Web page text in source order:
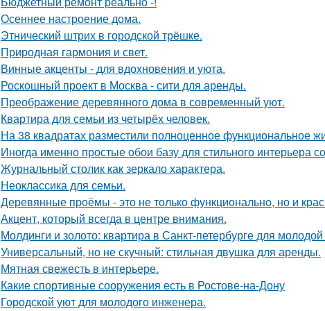
Осеннее настроение дома.
Этнический штрих в городской трёшке.
Природная гармония и свет.
Винные акценты - для вдохновения и уюта.
Роскошный проект в Москва - сити для аренды.
Преображение деревянного дома в современный уют.
Квартира для семьи из четырёх человек.
На 38 квадратах разместили полноценное функциональное
Иногда именно простые обои базу для стильного интерьера
Журнальный столик как зеркало характера.
Неоклассика для семьи.
Деревянные проёмы - это не только функционально, но и
Акцент, который всегда в центре внимания.
Молдинги и золото: квартира в Санкт-петербурге для
Универсальный, но не скучный: стильная двушка для аренды.
Мятная свежесть в интерьере.
Какие спортивные сооружения есть в Ростове-на-Дону
Городской уют для молодого инженера.